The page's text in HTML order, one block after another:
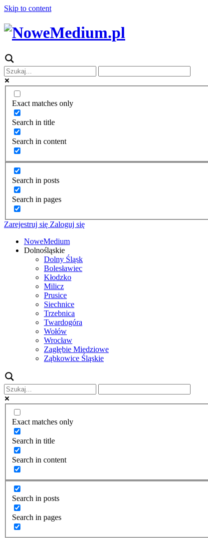
Skip to content
Exact matches only
Search in title
Search in content
Search in posts
Search in pages
Zarejestruj się Zaloguj się
NoweMedium
Dolnośląskie
Dolny Śląsk
Bolesławiec
Kłodzko
Milicz
Prusice
Siechnice
Trzebnica
Twardogóra
Wołów
Wrocław
Zagłębie Miedziowe
Ząbkowice Śląskie
Exact matches only
Search in title
Search in content
Search in posts
Search in pages